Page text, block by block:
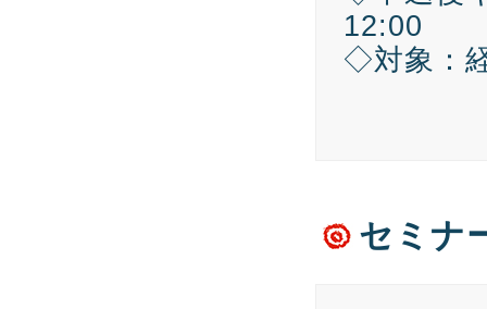
12:00
◇対象：
セミナ